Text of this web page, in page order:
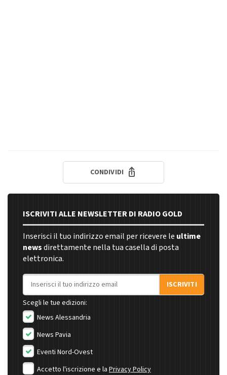
CONDIVIDI
ISCRIVITI ALLE NEWSLETTER DI RADIO GOLD
Inserisci il tuo indirizzo email per ricevere le ultime
newsdirettamente nella tua casella di posta
elettronica.
Indirizzo email
ISCRIVITI
Scegli le tue edizioni:
News Alessandria
News Pavia
Eventi Nord-Ovest
Accetto l'iscrizione e la Privacy Policy